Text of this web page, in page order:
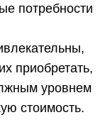
потребности
приобретать,
уровнем
стоимость.